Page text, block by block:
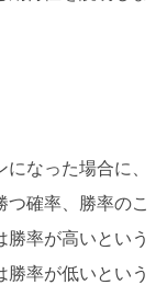
なった場合に、
確率、勝率のこ
率が高いという
率が低いという